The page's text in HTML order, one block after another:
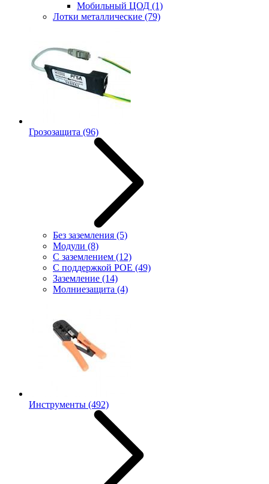
Мобильный ЦОД (1)
Лотки металлические (79)
Грозозащита (96)
Без заземления (5)
Модули (8)
С заземлением (12)
С поддержкой POE (49)
Заземление (14)
Молниезащита (4)
Инструменты (492)